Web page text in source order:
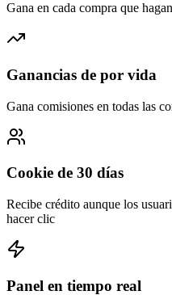
Gana en cada compra que
Ganancias de por vida
Gana comisiones en todas las
Cookie de 30 días
Recibe crédito aunque los
hacer clic
Panel en tiempo real